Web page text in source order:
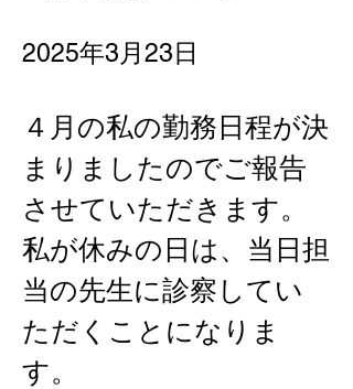
2025年3月23日
４月の私の勤務日程が決
まりましたのでご報告
させていただきます。
私が休みの日は、当日担
当の先生に診察してい
ただくことになりま
す。